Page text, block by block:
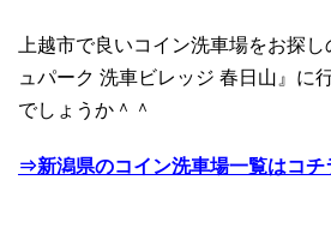
上越市で良いコイン洗車場をお探
ュパーク 洗車ビレッジ 春日山』に
でしょうか＾＾
⇒新潟県のコイン洗車場一覧はコチ